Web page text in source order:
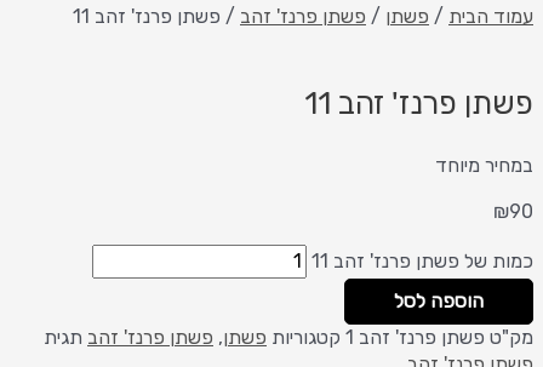
עמוד הבית / פשתן / פשתן פרנז' זהב / פשתן פרנז' זהב 11
פשתן פרנז' זהב 11
במחיר מיוחד
₪90
כמות של פשתן פרנז' זהב 11
הוספה לסל
מק"ט פשתן פרנז' זהב 1 קטגוריות פשתן, פשתן פרנז' זהב תגית